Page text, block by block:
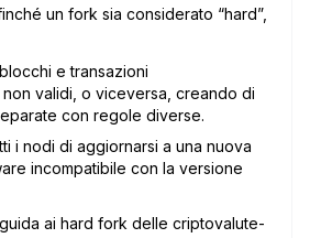
un fork sia considerato “hard”,
e transazioni
validi, o viceversa, creando di
con regole diverse.
i nodi di aggiornarsi a una nuova
incompatibile con la versione